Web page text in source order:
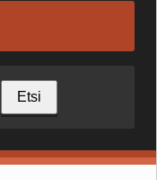
Etsi